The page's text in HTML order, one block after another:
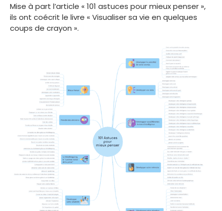
Mise à part l’article « 101 astuces pour mieux penser »,
ils ont coécrit le livre « Visualiser sa vie en quelques
coups de crayon ».